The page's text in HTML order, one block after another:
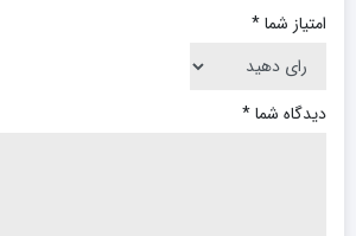
امتیاز شما*
دیدگاه شما*